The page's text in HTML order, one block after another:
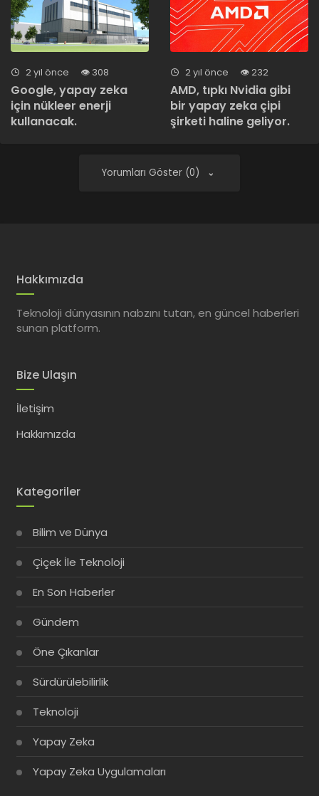
2 yıl önce 308
Google, yapay zeka
için nükleer enerji
kullanacak.
2 yıl önce 232
AMD, tıpkı Nvidia gibi
bir yapay zeka çipi
şirketi haline geliyor.
Yorumları Göster (0)
Hakkımızda
Teknoloji dünyasının nabzını tutan, en güncel haberleri
sunan platform.
Bize Ulaşın
İletişim
Hakkımızda
Kategoriler
Bilim ve Dünya
Çiçek İle Teknoloji
En Son Haberler
Gündem
Öne Çıkanlar
Sürdürülebilirlik
Teknoloji
Yapay Zeka
Yapay Zeka Uygulamaları